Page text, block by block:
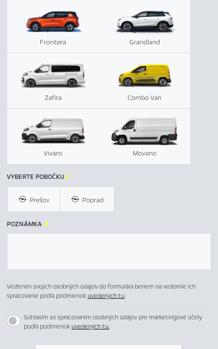
Frontera Grandland
Zafira Combo Van
Vivaro Movano
VYBERTE POBOČKU 
Prešov Poprad
POZNÁMKA 
Vložením svojich osobných údajov do formulára beriem na vedomie ich
spracovanie podľa podmienokuvedených tu.
Súhlasím so spracovaním osobných údajov pre marketingové účely
podľa podmienokuvedených tu.